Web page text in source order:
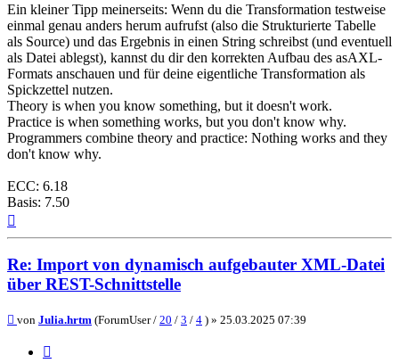
Ein kleiner Tipp meinerseits: Wenn du die Transformation testweise
einmal genau anders herum aufrufst (also die Strukturierte Tabelle
als Source) und das Ergebnis in einen String schreibst (und eventuell
als Datei ablegst), kannst du dir den korrekten Aufbau des asAXL-
Formats anschauen und für deine eigentliche Transformation als
Spickzettel nutzen.
Theory is when you know something, but it doesn't work.
Practice is when something works, but you don't know why.
Programmers combine theory and practice: Nothing works and they
don't know why.
ECC: 6.18
Basis: 7.50
Re: Import von dynamisch aufgebauter XML-Datei
über REST-Schnittstelle
Beitrag
von Julia.hrtm (ForumUser / 20 / 3 / 4 ) » 25.03.2025 07:39